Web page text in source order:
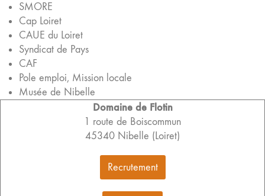
SMORE
Cap Loiret
CAUE du Loiret
Syndicat de Pays
CAF
Pole emploi, Mission locale
Musée de Nibelle
Domaine de Flotin
1 route de Boiscommun
45340 Nibelle (Loiret)
Recrutement